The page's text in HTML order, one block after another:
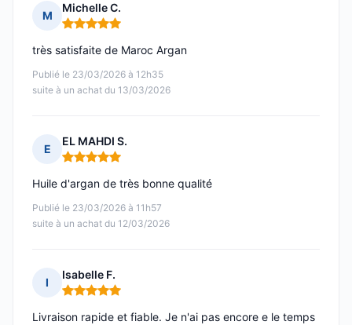
M
Michelle C.
Note : 5 sur 5
Publié le 23/03/2026 à 12h35
suite à un achat du 13/03/2026
très satisfaite de Maroc Argan
E
EL MAHDI S.
Note : 5 sur 5
Publié le 23/03/2026 à 11h57
suite à un achat du 12/03/2026
Huile d'argan de très bonne qualité
I
Isabelle F.
Note : 5 sur 5
Livraison rapide et fiable. Je n'ai pas encore e le temps